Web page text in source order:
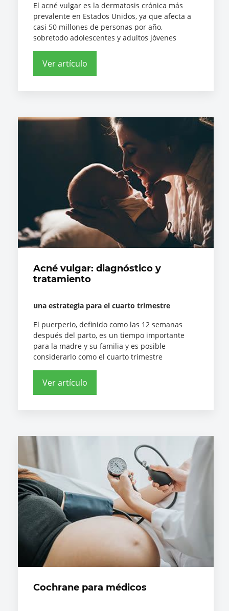
El acné vulgar es la dermatosis crónica más
prevalente en Estados Unidos, ya que afecta a
casi 50 millones de personas por año,
sobretodo adolescentes y adultos jóvenes
Ver artículo
Acné vulgar: diagnóstico y
tratamiento
una estrategia para el cuarto trimestre
El puerperio, definido como las 12 semanas
después del parto, es un tiempo importante
para la madre y su familia y es posible
considerarlo como el cuarto trimestre
Ver artículo
Cochrane para médicos